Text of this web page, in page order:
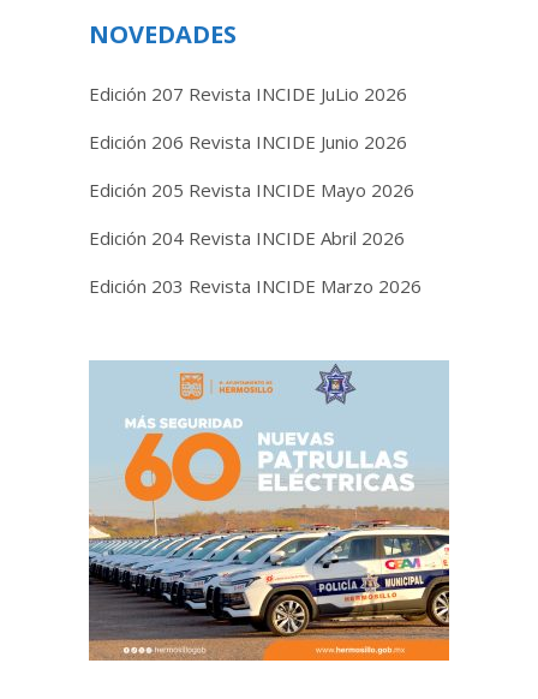
NOVEDADES
Edición 207 Revista INCIDE JuLio 2026
Edición 206 Revista INCIDE Junio 2026
Edición 205 Revista INCIDE Mayo 2026
Edición 204 Revista INCIDE Abril 2026
Edición 203 Revista INCIDE Marzo 2026